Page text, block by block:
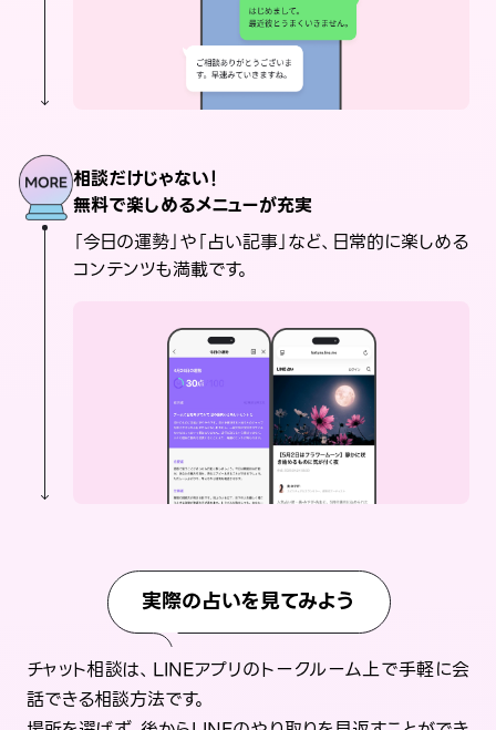
相談だけじゃない！
無料で楽しめるメニューが充実
「今日の運勢」や「占い記事」など、日常的に楽しめる
コンテンツも満載です。
実際の占いを見てみよう
チャット相談は、LINEアプリのトークルーム上で手軽に会
話できる相談方法です。